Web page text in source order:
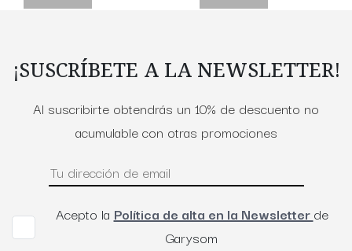
¡SUSCRÍBETE A LA NEWSLETTER!
Al suscribirte obtendrás un 10% de descuento no
acumulable con otras promociones
Acepto la Política de alta en la Newsletterde
Garysom